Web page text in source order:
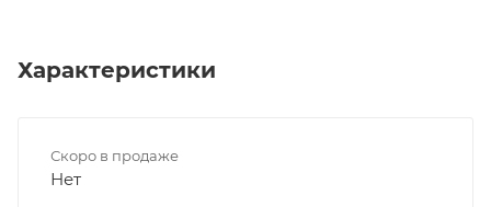
Характеристики
Скоро в продаже
Нет